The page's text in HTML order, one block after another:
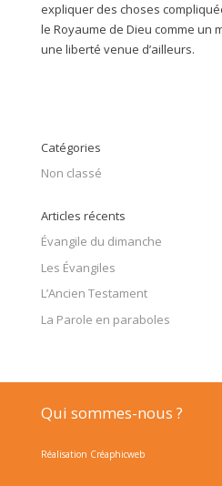
expliquer des choses
le Royaume de Dieu comme un
une liberté venue d’ailleurs.
Catégories
Non classé
Articles récents
Évangile du dimanche
Les Évangiles
L’Ancien Testament
La Parole en paraboles
Qui sommes-nous ?
Réalisation Créaphicweb